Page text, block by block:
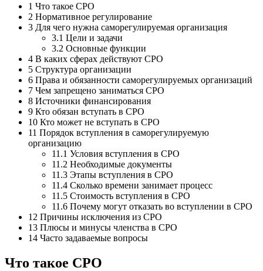
1 Что такое СРО
2 Нормативное регулирование
3 Для чего нужна саморегулируемая организация
3.1 Цели и задачи
3.2 Основные функции
4 В каких сферах действуют СРО
5 Структура организации
6 Права и обязанности саморегулируемых организаций
7 Чем запрещено заниматься СРО
8 Источники финансирования
9 Кто обязан вступать в СРО
10 Кто может не вступать в СРО
11 Порядок вступления в саморегулируемую
организацию
11.1 Условия вступления в СРО
11.2 Необходимые документы
11.3 Этапы вступления в СРО
11.4 Сколько времени занимает процесс
11.5 Стоимость вступления в СРО
11.6 Почему могут отказать во вступлении в СРО
12 Причины исключения из СРО
13 Плюсы и минусы членства в СРО
14 Часто задаваемые вопросы
Что такое СРО